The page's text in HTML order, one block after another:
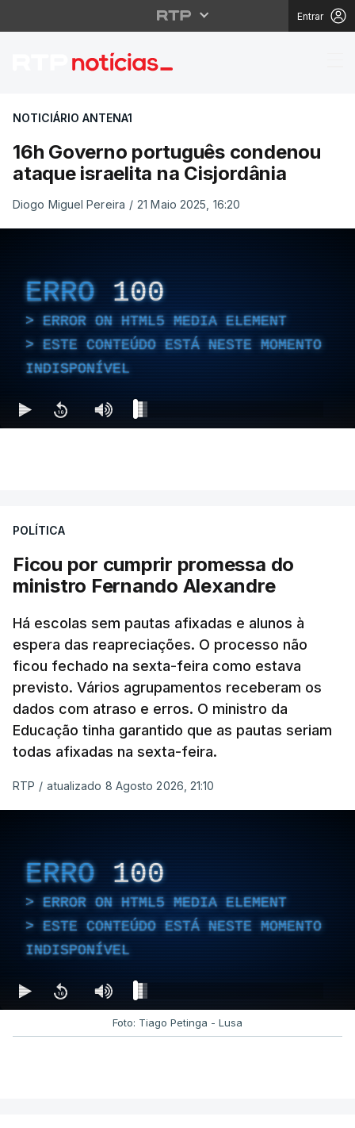
Entrar
16h Governo
NOTICIÁRIO ANTENA1
16h Governo português condenou
ataque israelita na Cisjordânia
Diogo Miguel Pereira / 21 Maio 2025, 16:20
ERRO 100
ERROR ON HTML5 MEDIA ELEMENT
ESTE CONTEÚDO ESTÁ NESTE MOMENTO
INDISPONÍVEL
POLÍTICA
Ficou por cumprir promessa do
ministro Fernando Alexandre
Há escolas sem pautas afixadas e alunos à
espera das reapreciações. O processo não
ficou fechado na sexta-feira como estava
previsto. Vários agrupamentos receberam os
dados com atraso e erros. O ministro da
Educação tinha garantido que as pautas seriam
todas afixadas na sexta-feira.
RTP / atualizado 8 Agosto 2026, 21:10
ERRO 100
ERROR ON HTML5 MEDIA ELEMENT
ESTE CONTEÚDO ESTÁ NESTE MOMENTO
INDISPONÍVEL
Foto: Tiago Petinga - Lusa